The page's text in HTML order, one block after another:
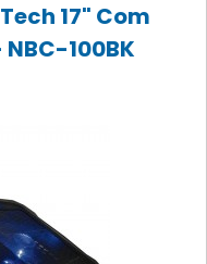
17" Com
100BK